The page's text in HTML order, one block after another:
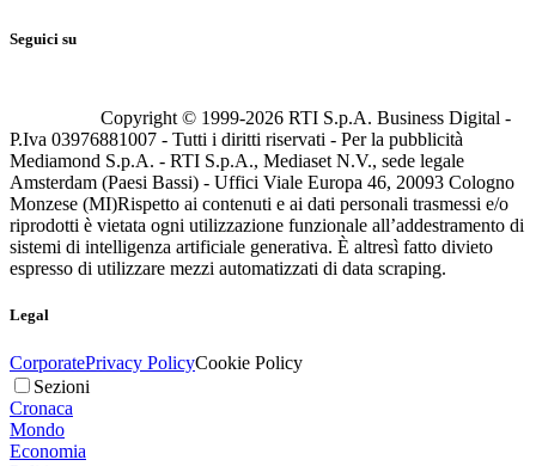
Seguici su
Copyright © 1999-2026 RTI S.p.A. Business Digital -
P.Iva 03976881007 - Tutti i diritti riservati - Per la pubblicità
Mediamond S.p.A. - RTI S.p.A., Mediaset N.V., sede legale
Amsterdam (Paesi Bassi) - Uffici Viale Europa 46, 20093 Cologno
Monzese (MI)Rispetto ai contenuti e ai dati personali trasmessi e/o
riprodotti è vietata ogni utilizzazione funzionale all’addestramento di
sistemi di intelligenza artificiale generativa. È altresì fatto divieto
espresso di utilizzare mezzi automatizzati di data scraping.
Legal
CorporatePrivacy PolicyCookie Policy
Sezioni
Cronaca
Mondo
Economia